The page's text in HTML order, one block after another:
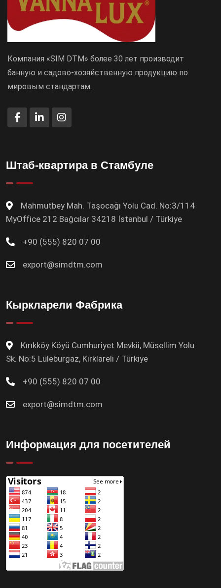
Компания «SIM DTM» более 30 лет производит
банную и садово-хозяйственную продукцию по
мировым стандартам.
Штаб-квартира в Стамбуле
Mahmutbey Mah. Taşocağı Yolu Cad. No:3/114
MyOffice 212 Bağcılar 34218 İstanbul / Türkiye
+90 (555) 820 07 00
export@simdtm.com
Кыркларели Фабрика
Kırıkköy Köyü Cumhuriyet Mevkii, Müsellim Yolu
Sk. No:5 Lüleburgaz, Kırklareli / Türkiye
+90 (555) 820 07 00
export@simdtm.com
Информация для посетителей